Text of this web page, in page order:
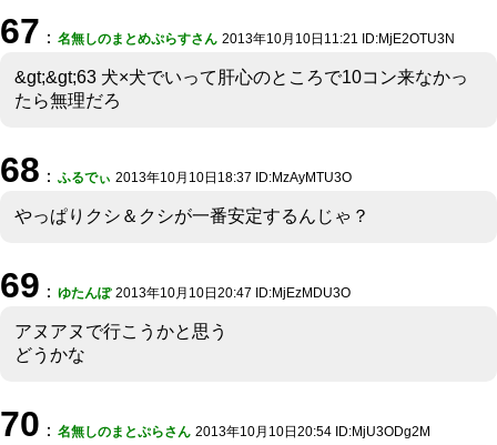
67 ： 名無しのまとめぷらすさん 2013年10月10日11:21 ID:MjE2OTU3N
&gt;&gt;63 犬×犬でいって肝心のところで10コン来なかっ
たら無理だろ
68 ： ふるでぃ 2013年10月10日18:37 ID:MzAyMTU3O
やっぱりクシ＆クシが一番安定するんじゃ？
69 ： ゆたんぽ 2013年10月10日20:47 ID:MjEzMDU3O
アヌアヌで行こうかと思う
どうかな
70 ： 名無しのまとぷらさん 2013年10月10日20:54 ID:MjU3ODg2M